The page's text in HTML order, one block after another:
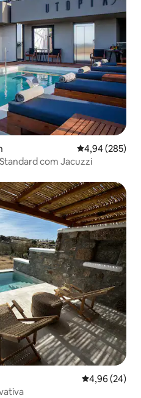
4,94 de uma
4,94 (285)
com Jacuzzi
4,96 de uma
4,96 (24)